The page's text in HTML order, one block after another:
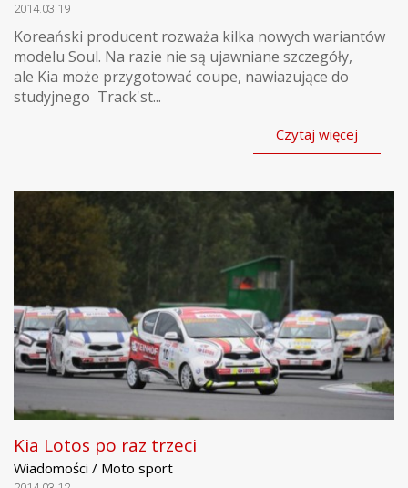
2014.03.19
Koreański producent rozważa kilka nowych wariantów
modelu Soul. Na razie nie są ujawniane szczegóły,
ale Kia może przygotować coupe, nawiazujące do
studyjnego Track'st...
Czytaj więcej
Kia Lotos po raz trzeci
Wiadomości / Moto sport